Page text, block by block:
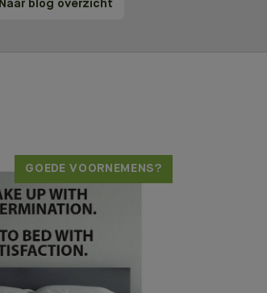
Naar blog overzicht
GOEDE VOORNEMENS?